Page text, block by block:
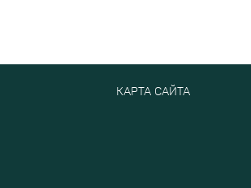
КАРТА САЙТА